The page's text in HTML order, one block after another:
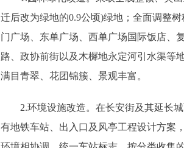
迁后改为绿地的0.9公顷)绿地；全面调整
门广场、东单广场、西单广场国际饭店、
路、政协前街以及木樨地永定河引水渠等
满目青翠、花团锦簇、景观丰富。
2.环境设施改造。在长安街及其延长城
有地铁车站、出入口及风亭工程设计方案